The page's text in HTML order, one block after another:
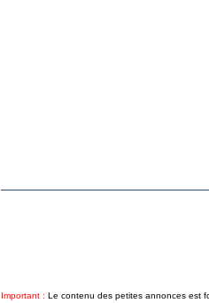
Important : Le contenu des petites annonces est